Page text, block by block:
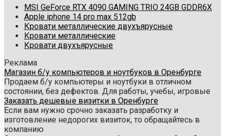
MSI GeForce RTX 4090 GAMING TRIO 24GB GDDR6X
Apple iphone 14 pro max 512gb
Кровати металлические двухъярусные
Кровати металлические
Кровати двухъярусные
Реклама
Магазин б/у компьютеров и ноутбуков в Оренбурге
Продаем б/у компьютеры и ноутбуки в отличном
состоянии, без дефектов. Для работы, учебы, игровые
Заказать дешевые визитки в Оренбурге
Если вам нужно срочно заказать разработку и
изготовление недорогих визиток, то обращайтесь в
компанию